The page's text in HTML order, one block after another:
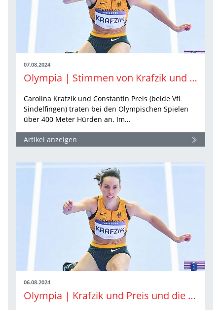
07.08.2024
Olympia | Stimmen von Krafzik und Preis
Carolina Krafzik und Constantin Preis (beide VfL
Sindelfingen) traten bei den Olympischen Spielen
über 400 Meter Hürden an. Im…
Artikel anzeigen
06.08.2024
Olympia | Krafzik und Preis und die Tücken der 400 Meter Hürden